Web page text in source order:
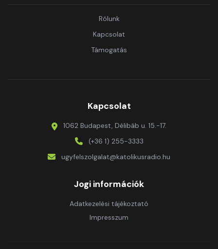
Rólunk
Kapcsolat
Támogatás
Kapcsolat
1062 Budapest, Délibáb u. 15.-17.
(+36 1) 255-3333
ugyfelszolgalat@katolikusradio.hu
Jogi információk
Adatkezelési tájékoztató
Impresszum